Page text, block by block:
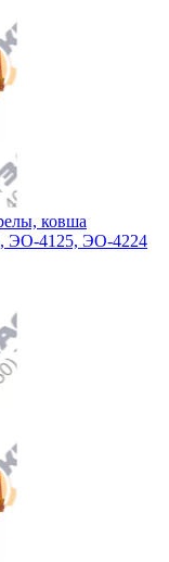
ковша
ЭО-4125, ЭО-4224